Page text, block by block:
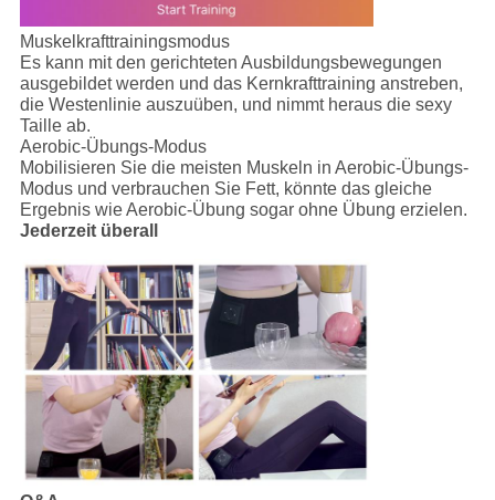
Muskelkrafttrainingsmodus
Es kann mit den gerichteten Ausbildungsbewegungen
ausgebildet werden und das Kernkrafttraining anstreben,
die Westenlinie auszuüben, und nimmt heraus die sexy
Taille ab.
Aerobic-Übungs-Modus
Mobilisieren Sie die meisten Muskeln in Aerobic-Übungs-
Modus und verbrauchen Sie Fett, könnte das gleiche
Ergebnis wie Aerobic-Übung sogar ohne Übung erzielen.
Jederzeit überall